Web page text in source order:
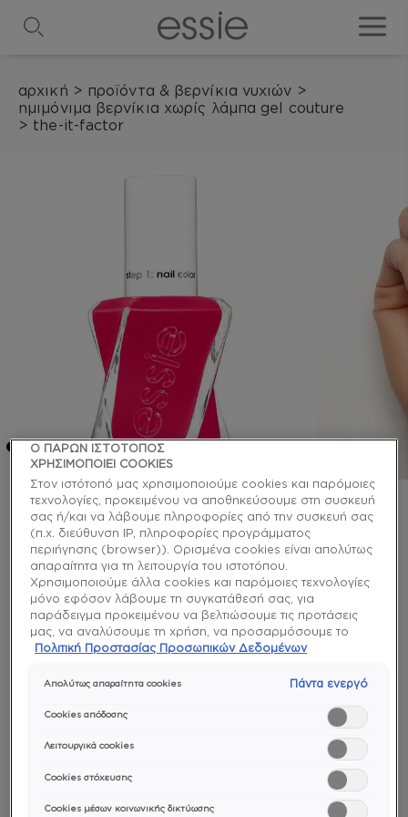
αρχική > προϊόντα & βερνίκια νυχιών >
ημιμόνιμα βερνίκια χωρίς λάμπα gel couture
> the-it-factor
gel couture
the it-factor ημιμόνιμο
βερνίκι χωρίς λάμπα
Σοκ, δέος - απλά ουάου. Αυτό το εντυπωσιακό,
έντονο φούξια βερνίκι νυχιών μακράς διάρκειας
Ο ΠΑΡΩΝ ΙΣΤΟΤΟΠΟΣ
ΧΡΗΣΙΜΟΠΟΙΕΙ COOKIES
Στον ιστότοπό μας χρησιμοποιούμε cookies και παρόμοιες
τεχνολογίες, προκειμένου να αποθηκεύσουμε στη συσκευή
σας ή/και να λάβουμε πληροφορίες από την συσκευή σας
(π.χ. διεύθυνση IP, πληροφορίες προγράμματος
περιήγησης (browser)). Ορισμένα cookies είναι απολύτως
απαραίτητα για τη λειτουργία του ιστοτόπου.
Χρησιμοποιούμε άλλα cookies και παρόμοιες τεχνολογίες
μόνο εφόσον λάβουμε τη συγκατάθεσή σας, για
παράδειγμα προκειμένου να βελτιώσουμε τις προτάσεις
μας, να αναλύσουμε τη χρήση, να προσαρμόσουμε το
περιεχόμενο στα ενδιαφέροντά σας ή να αναγνωρίσουμε
τα ενδιαφέροντά σας και να σας δείχνουμε σχετικό
προτάσεις. Μπορείτε να αποδεχθείτε cookies τα οποία δεν
είναι απαραίτητα («Αποδοχή όλων»), να τα απορρίψετε
(«Απόρριψη όλων») ή να ρυθμίσετε και να αποθηκεύσετε
τις επιλογές σας («Αποθήκευση επιλογών»). Μπορείτε
επίσης, ανά πάσα στιγμή, να ελέγξετε και να ρυθμίσετε εκ
νέου τις επιλογές σας (επιλέγοντας το link «Ρυθμίσεις για τα
cookies»). Περισσότερες πληροφορίες μπορείτε να βρείτε
Πολιτική Προστασίας Προσωπικών Δεδομένων
Απολύτως απαραίτητα cookies Πάντα ενεργό
Cookies απόδοσης
Λειτουργικά cookies
Cookies στόχευσης
Cookies μέσων κοινωνικής δικτύωσης